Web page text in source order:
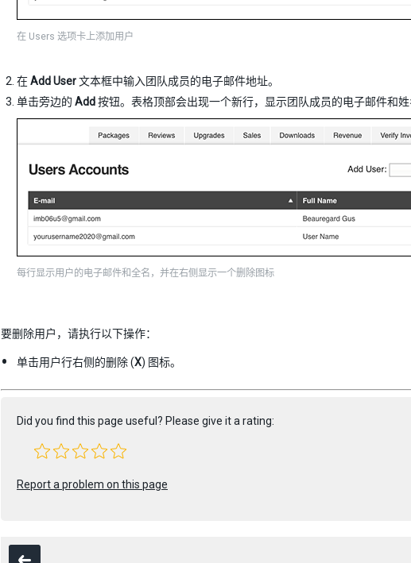
在 Users 选项卡上添加用户
在Add User文本框中输入团队成员的电子邮件地址。
单击旁边的 Add按钮。表格顶部会出现一个新行，显示团队成员的电子邮件和
每行显示用户的电子邮件和全名，并在右侧显示一个删除图标
要删除用户，请执行以下操作：
单击用户行右侧的删除 (X) 图标。
Did you find this page useful? Please give it a rating:
Report a problem on this page